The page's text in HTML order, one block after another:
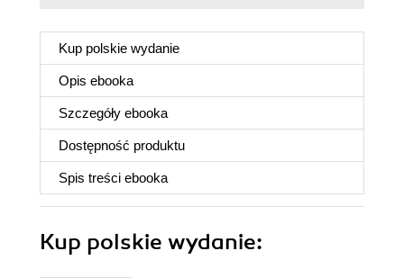
Kup polskie wydanie
Opis ebooka
Szczegóły ebooka
Dostępność produktu
Spis treści ebooka
Kup polskie wydanie: